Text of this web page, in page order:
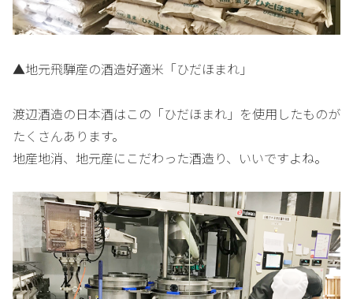
▲地元飛騨産の酒造好適米「ひだほまれ」
渡辺酒造の日本酒はこの「ひだほまれ」を使用したものが
たくさんあります。
地産地消、地元産にこだわった酒造り、いいですよね。